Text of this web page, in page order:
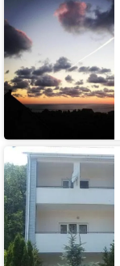
Ольга
Отель
Голубая
бухта